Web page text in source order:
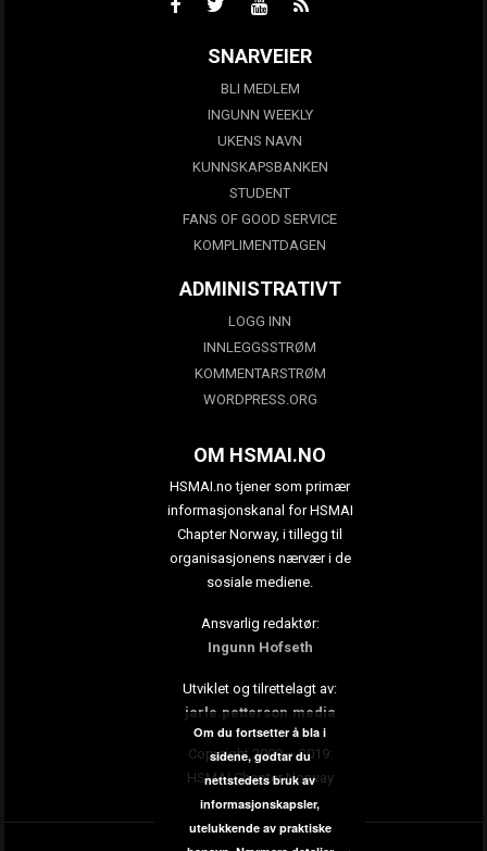
SNARVEIER
BLI MEDLEM
INGUNN WEEKLY
UKENS NAVN
KUNNSKAPSBANKEN
STUDENT
FANS OF GOOD SERVICE
KOMPLIMENTDAGEN
ADMINISTRATIVT
LOGG INN
INNLEGGSSTRØM
KOMMENTARSTRØM
WORDPRESS.ORG
OM HSMAI.NO
HSMAI.no tjener som primær
informasjonskanal for HSMAI
Chapter Norway, i tillegg til
organisasjonens nærvær i de
sosiale mediene.
Ansvarlig redaktør:
Ingunn Hofseth
Utviklet og tilrettelagt av:
jarle.petterson.media
Copyright 2009 – 2019:
HSMAI Chapter Norway
Om du fortsetter å bla i
sidene, godtar du
nettstedets bruk av
informasjonskapsler,
utelukkende av praktiske